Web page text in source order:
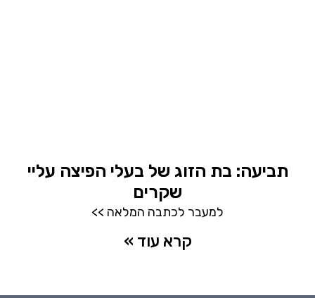
תביעה: בת הזוג של בעלי הפיצה עליי
שקרים
למעבר לכתבה המלאה >>
קרא עוד »